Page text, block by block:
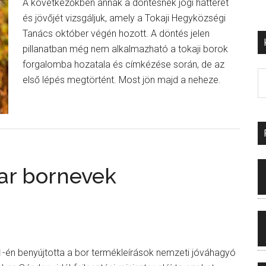
A következőkben annak a döntésnek jogi hátterét
és jövőjét vizsgáljuk, amely a Tokaji Hegyközségi
Tanács október végén hozott. A döntés jelen
pillanatban még nem alkalmazható a tokaji borok
forgalomba hozatala és címkézése során, de az
első lépés megtörtént. Most jön majd a neheze.
bornevek
én benyújtotta a bor termékleírások nemzeti jóváhagyó